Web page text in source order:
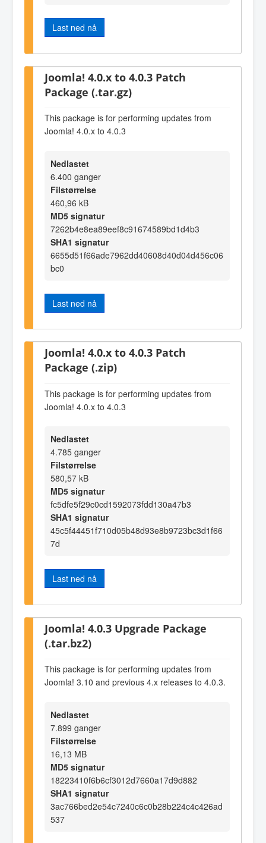
Last ned nå
Joomla! 4.0.x to 4.0.3 Patch
Package (.tar.gz)
This package is for performing updates from
Joomla! 4.0.x to 4.0.3
Nedlastet
6.400 ganger
Filstørrelse
460,96 kB
MD5 signatur
7262b4e8ea89eef8c91674589bd1d4b3
SHA1 signatur
6655d51f66ade7962dd40608d40d04d456c06
bc0
Last ned nå
Joomla! 4.0.x to 4.0.3 Patch
Package (.zip)
This package is for performing updates from
Joomla! 4.0.x to 4.0.3
Nedlastet
4.785 ganger
Filstørrelse
580,57 kB
MD5 signatur
fc5dfe5f29c0cd1592073fdd130a47b3
SHA1 signatur
45c5f44451f710d05b48d93e8b9723bc3d1f66
7d
Last ned nå
Joomla! 4.0.3 Upgrade Package
(.tar.bz2)
This package is for performing updates from
Joomla! 3.10 and previous 4.x releases to 4.0.3.
Nedlastet
7.899 ganger
Filstørrelse
16,13 MB
MD5 signatur
18223410f6b6cf3012d7660a17d9d882
SHA1 signatur
3ac766bed2e54c7240c6c0b28b224c4c426ad
537